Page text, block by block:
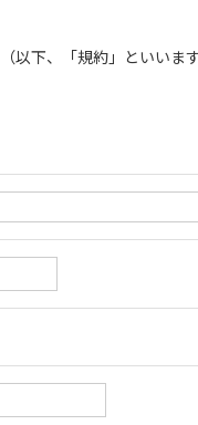
（以下、「規約」といいま